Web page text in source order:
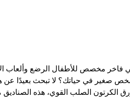
مخصص للأطفال الرضع وألعاب
صغير في حياتك؟ لا تبحث بعيدًا عن
الكرتون الصلب القوي، هذه